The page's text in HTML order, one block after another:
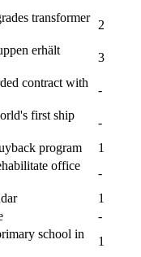
transformer
2
erhält
3
contract with
-
first ship
-
program
1
office
-
1
-
school in
1